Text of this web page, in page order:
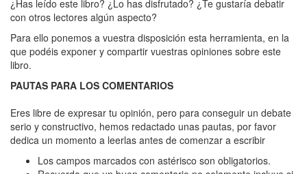
el
libro:
Morgana
¿Has leído este libro? ¿Lo has disfrutado? ¿Te gustaría debatir
con otros lectores algún aspecto?
Para ello ponemos a vuestra disposición esta herramienta, en la
que podéis exponer y compartir vuestras opiniones sobre este
libro.
PAUTAS PARA LOS COMENTARIOS
Eres libre de expresar tu opinión, pero para conseguir un debate
serio y constructivo, hemos redactado unas pautas, por favor
dedica un momento a leerlas antes de comenzar a escribir
Los campos marcados con astérisco son obligatorios.